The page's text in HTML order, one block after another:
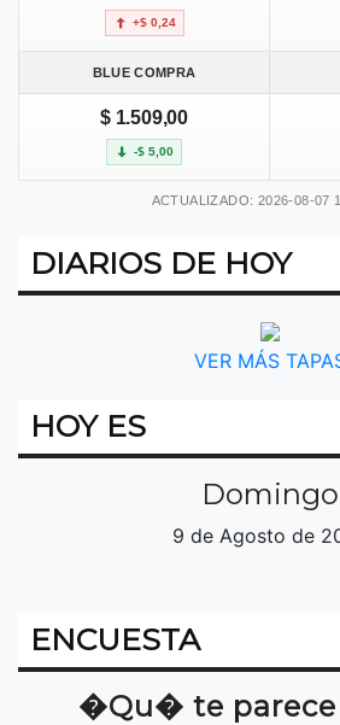
+$ 0,24
BLUE COMPRA
$ 1.509,00
-$ 5,00
ACTUALIZADO: 2026-08-07
DIARIOS DE HOY
VER MÁS
HOY ES
Domingo
9 de Agosto de
ENCUESTA
�Qu� te parece